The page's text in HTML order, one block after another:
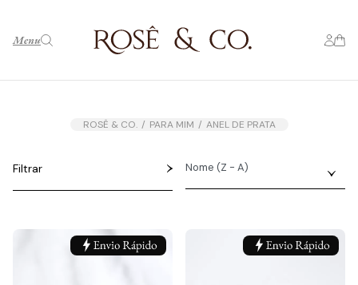
Menu
ROSÊ & CO. PARA MIM ANEL DE PRATA
Filtrar